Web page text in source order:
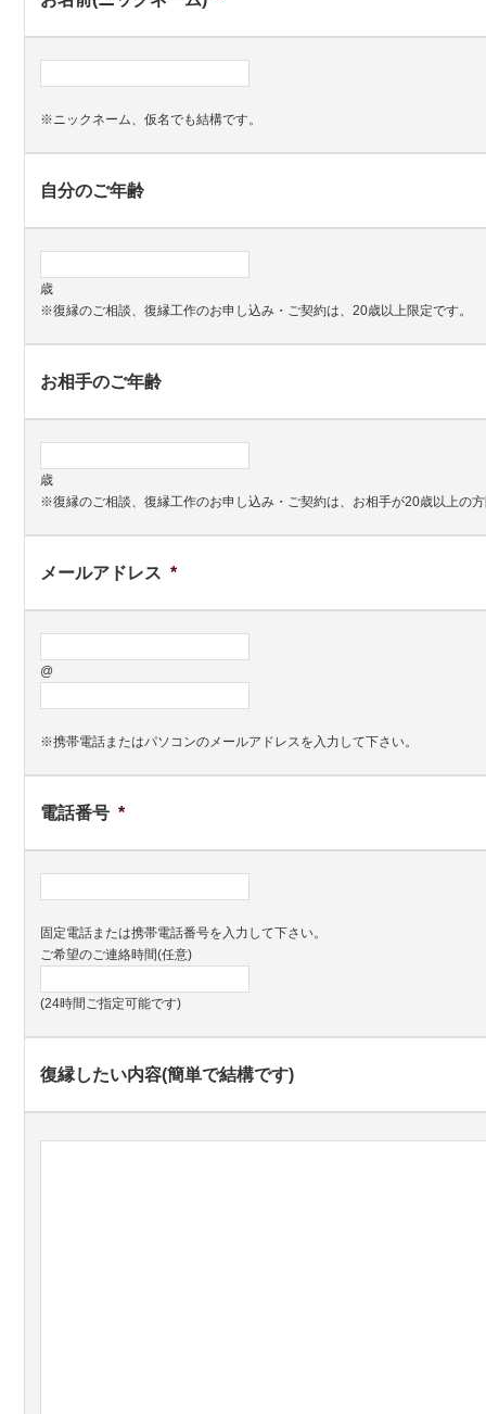
※ニックネーム、仮名でも結構です。
自分のご年齢
歳
※復縁のご相談、復縁工作のお申し込み・ご契約は、20歳以上限定です。
お相手のご年齢
歳
※復縁のご相談、復縁工作のお申し込み・ご契約は、お相手が20歳以上の
メールアドレス *
@
※携帯電話またはパソコンのメールアドレスを入力して下さい。
電話番号 *
固定電話または携帯電話番号を入力して下さい。
ご希望のご連絡時間(任意)
(24時間ご指定可能です)
復縁したい内容(簡単で結構です)